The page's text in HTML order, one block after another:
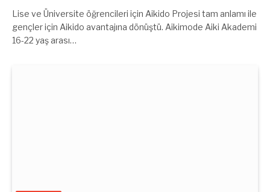
Lise ve Üniversite öğrencileri için Aikido Projesi tam anlamı ile
gençler için Aikido avantajına dönüştü. Aikimode Aiki Akademi
16-22 yaş arası…